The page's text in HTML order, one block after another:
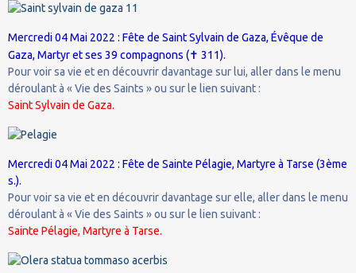
Mercredi 04 Mai 2022 : Fête de Saint Sylvain de Gaza, Évêque de
Gaza, Martyr et ses 39 compagnons (✝ 311).
Pour voir sa vie et en découvrir davantage sur lui, aller dans le menu
déroulant à « Vie des Saints » ou sur le lien suivant :
Saint Sylvain de Gaza.
Mercredi 04 Mai 2022 : Fête de Sainte Pélagie, Martyre à Tarse (3ème
s.).
Pour voir sa vie et en découvrir davantage sur elle, aller dans le menu
déroulant à « Vie des Saints » ou sur le lien suivant :
Sainte Pélagie, Martyre à Tarse.